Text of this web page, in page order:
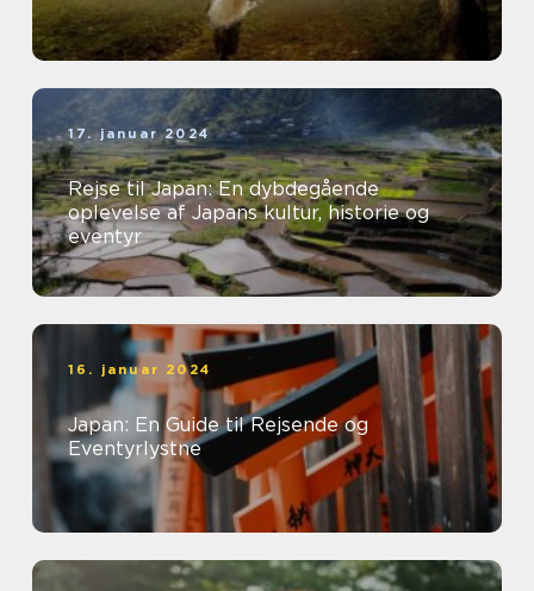
17. januar 2024
Rejse til Japan: En dybdegående
oplevelse af Japans kultur, historie og
eventyr
16. januar 2024
Japan: En Guide til Rejsende og
Eventyrlystne